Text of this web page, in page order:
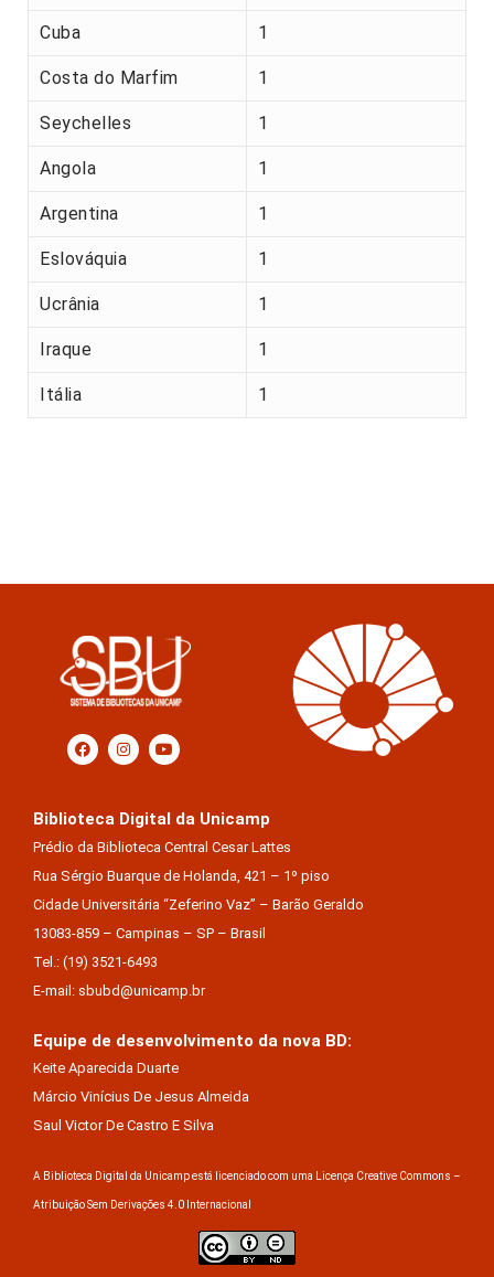
Cuba 1
Costa do Marfim 1
Seychelles 1
Angola 1
Argentina 1
Eslováquia 1
Ucrânia 1
Iraque 1
Itália 1
Biblioteca Digital da Unicamp
Prédio da Biblioteca Central Cesar Lattes
Rua Sérgio Buarque de Holanda, 421 – 1º piso
Cidade Universitária “Zeferino Vaz” – Barão Geraldo
13083-859 – Campinas – SP – Brasil
Tel.: (19) 3521-6493
E-mail: sbubd@unicamp.br
Equipe de desenvolvimento da nova BD:
Keite Aparecida Duarte
Márcio Vinícius De Jesus Almeida
Saul Victor De Castro E Silva
A Biblioteca Digital da Unicamp está licenciado com uma Licença Creative Commons –
Atribuição Sem Derivações 4.0 Internacional